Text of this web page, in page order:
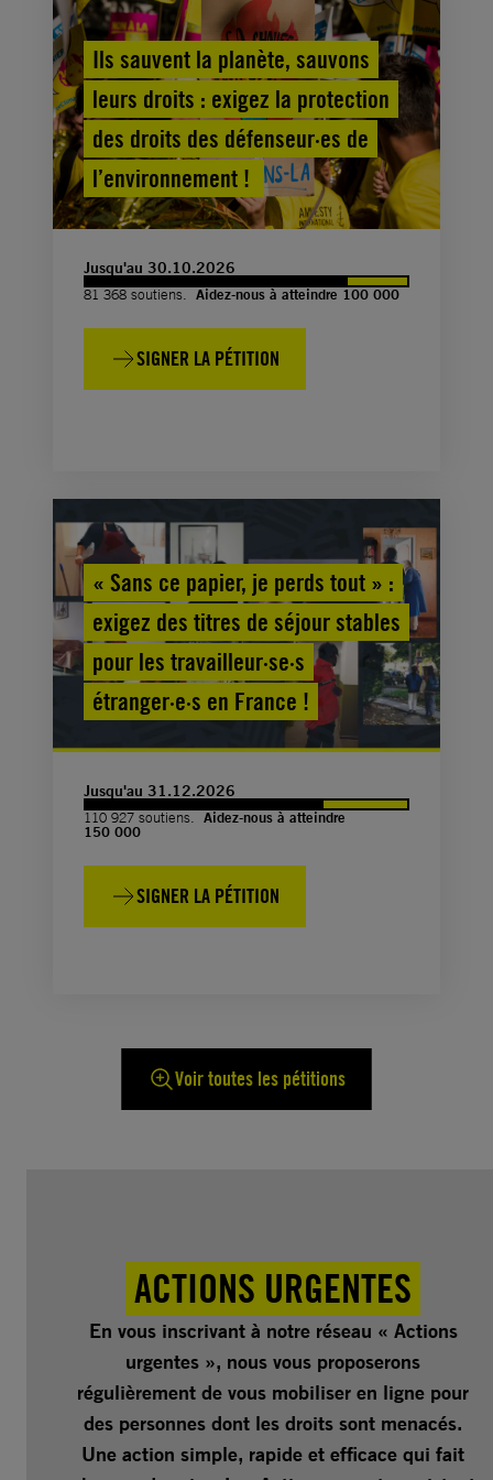
Ils sauvent la planète, sauvons
leurs droits : exigez la protection
des droits des défenseur·es de
l’environnement !
Jusqu'au 30.10.2026
81 368 soutiens. Aidez-nous à atteindre 100 000
SIGNER LA PÉTITION
« Sans ce papier, je perds tout » :
exigez des titres de séjour stables
pour les travailleur·se·s
étranger·e·s en France !
Jusqu'au 31.12.2026
110 927 soutiens. Aidez-nous à atteindre
150 000
SIGNER LA PÉTITION
Voir toutes les pétitions
ACTIONS URGENTES
En vous inscrivant à notre réseau « Actions
urgentes », nous vous proposerons
régulièrement de vous mobiliser en ligne pour
des personnes dont les droits sont menacés.
Une action simple, rapide et efficace qui fait